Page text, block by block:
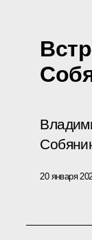
20 января